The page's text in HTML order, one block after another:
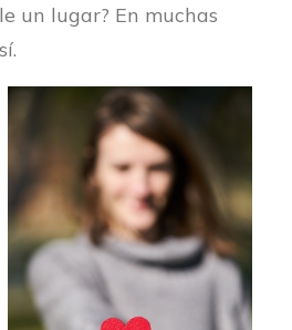
un lugar? En muchas